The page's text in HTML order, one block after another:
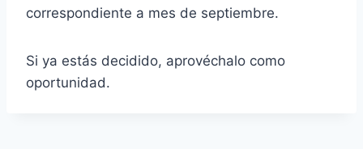
correspondiente a mes de septiembre.
Si ya estás decidido, aprovéchalo como
oportunidad.